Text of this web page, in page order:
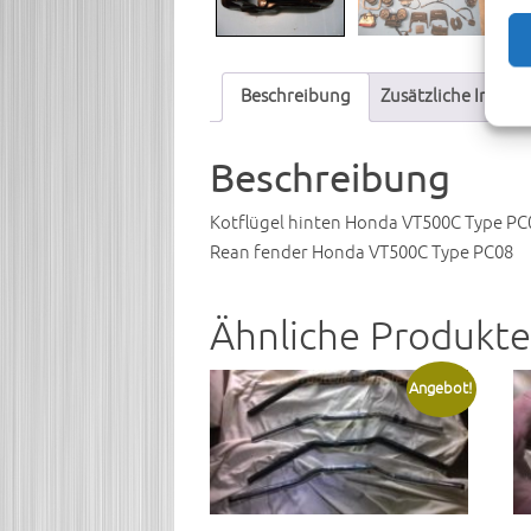
Beschreibung Zusätzliche
Beschreibung
Kotflügel hinten Honda VT500C Type
Rean fender Honda VT500C Type PC08
Ähnliche Produkte
Angebot!